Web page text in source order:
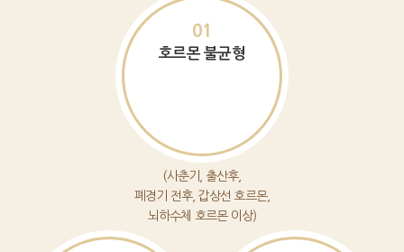
01
호르몬 불균형
(사춘기, 출산후,
폐경기 전후, 갑상선 호르몬,
뇌하수체 호르몬 이상)